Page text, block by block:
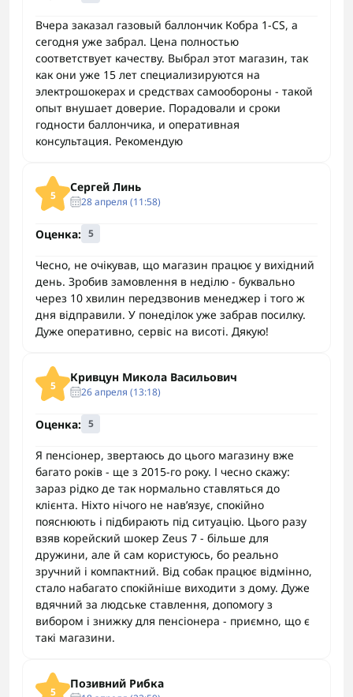
Вчера заказал газовый баллончик Кобра 1-CS, а
сегодня уже забрал. Цена полностью
соответствует качеству. Выбрал этот магазин, так
как они уже 15 лет специализируются на
электрошокерах и средствах самообороны - такой
опыт внушает доверие. Порадовали и сроки
годности баллончика, и оперативная
консультация. Рекомендую
5
Сергей Линь
28 апреля (11:58)
Оценка: 5
Чесно, не очікував, що магазин працює у вихідний
день. Зробив замовлення в неділю - буквально
через 10 хвилин передзвонив менеджер і того ж
дня відправили. У понеділок уже забрав посилку.
Дуже оперативно, сервіс на висоті. Дякую!
5
Кривцун Микола Васильович
26 апреля (13:18)
Оценка: 5
Я пенсіонер, звертаюсь до цього магазину вже
багато років - ще з 2015-го року. І чесно скажу:
зараз рідко де так нормально ставляться до
клієнта. Ніхто нічого не нав’язує, спокійно
пояснюють і підбирають під ситуацію. Цього разу
взяв корейский шокер Zeus 7 - більше для
дружини, але й сам користуюсь, бо реально
зручний і компактний. Від собак працює відмінно,
стало набагато спокійніше виходити з дому. Дуже
вдячний за людське ставлення, допомогу з
вибором і знижку для пенсіонера - приємно, що є
такі магазини.
5
Позивний Рибка